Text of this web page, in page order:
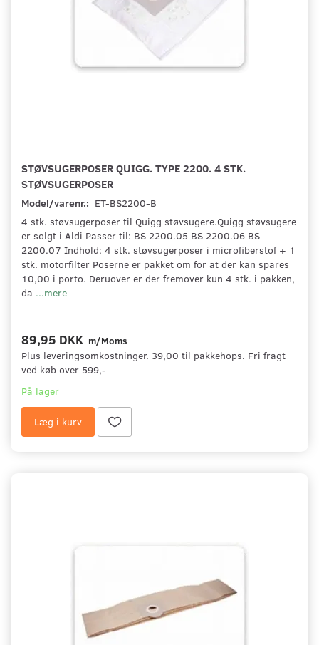
STØVSUGERPOSER QUIGG. TYPE 2200. 4 STK.
STØVSUGERPOSER
Model/varenr.: ET-BS2200-B
4 stk. støvsugerposer til Quigg støvsugere.Quigg støvsugere
er solgt i Aldi Passer til: BS 2200.05 BS 2200.06 BS
2200.07 Indhold: 4 stk. støvsugerposer i microfiberstof + 1
stk. motorfilter Poserne er pakket om for at der kan spares
10,00 i porto. Deruover er der fremover kun 4 stk. i pakken,
da ...mere
89,95 DKK m/Moms
Plus leveringsomkostninger. 39,00 til pakkehops. Fri fragt
ved køb over 599,-
På lager
Læg i kurv